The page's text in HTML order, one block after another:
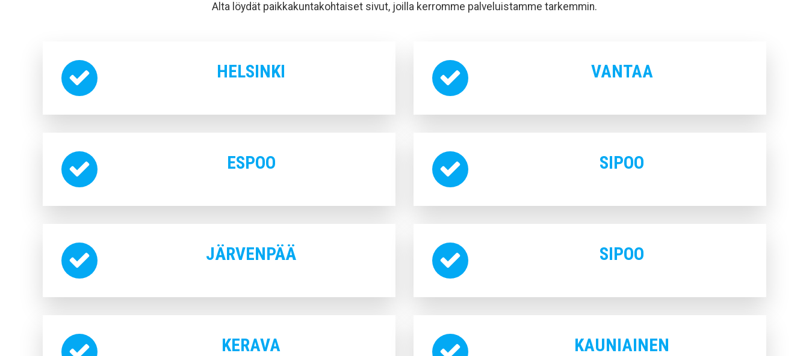
Alta löydät paikkakuntakohtaiset sivut, joilla kerromme palveluistamme tarkemmin.
HELSINKI VANTAA
ESPOO SIPOO
JÄRVENPÄÄ SIPOO
KERAVA KAUNIAINEN